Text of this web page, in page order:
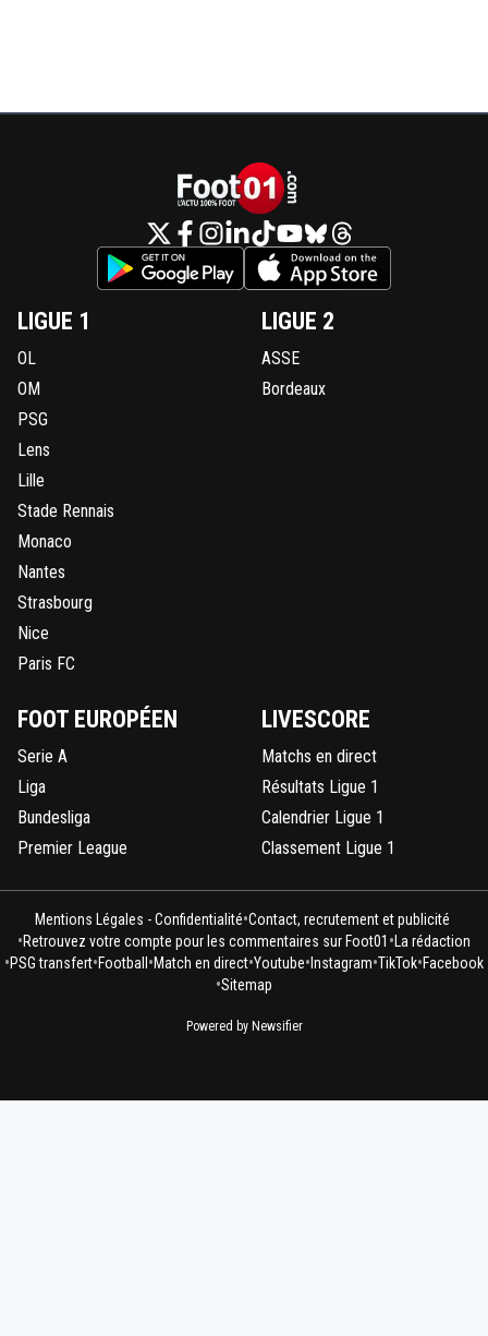
LIGUE 1
OL
OM
PSG
Lens
Lille
Stade Rennais
Monaco
Nantes
Strasbourg
Nice
Paris FC
LIGUE 2
ASSE
Bordeaux
FOOT EUROPÉEN
Serie A
Liga
Bundesliga
Premier League
LIVESCORE
Matchs en direct
Résultats Ligue 1
Calendrier Ligue 1
Classement Ligue 1
Mentions Légales - Confidentialité•Contact, recrutement et publicité
•Retrouvez votre compte pour les commentaires sur Foot01 •La rédaction
•PSG transfert•Football •Match en direct•Youtube• Instagram•TikTok•Facebook
•Sitemap
Powered by Newsifier